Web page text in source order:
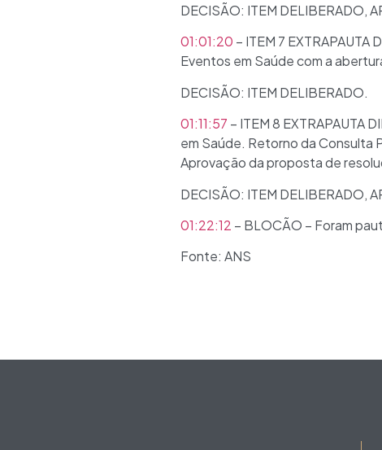
DECISÃO: ITEM DELIBERADO,
01:01:20 – ITEM 7
Eventos em Saúde com a
DECISÃO: ITEM DELIBERADO.
01:11:57 – ITEM 8 EXTRAPAUTA
em Saúde. Retorno da Consulta
Aprovação da proposta de
DECISÃO: ITEM DELIBERADO,
01:22:12 – BLOCÃO – Foram
Fonte: ANS